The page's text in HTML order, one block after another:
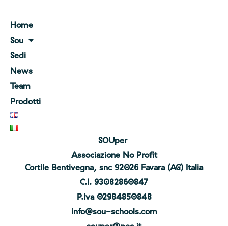
Home
Sou
Sedi
News
Team
Prodotti
SOUper
Associazione No Profit
Cortile Bentivegna, snc 92026 Favara (AG) Italia
C.I. 93082860847
P.Iva 02984850848
info@sou-schools.com